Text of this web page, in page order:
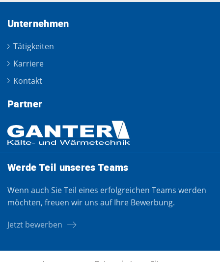
Unternehmen
Tätigkeiten
Karriere
Kontakt
Partner
Werde Teil unseres Teams
Wenn auch Sie Teil eines erfolgreichen Teams werden
möchten, freuen wir uns auf Ihre Bewerbung.
Jetzt bewerben